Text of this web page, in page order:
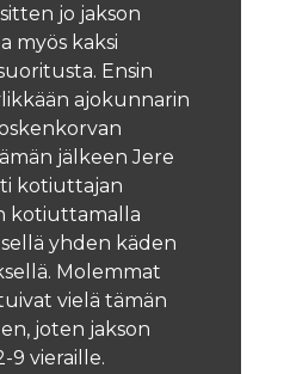
jo jakson
myös kaksi
Ensin
ajokunnarin
jälkeen Jere
kotiuttajan
kotiuttamalla
yhden käden
Molemmat
vielä tämän
joten jakson
9 vieraille.